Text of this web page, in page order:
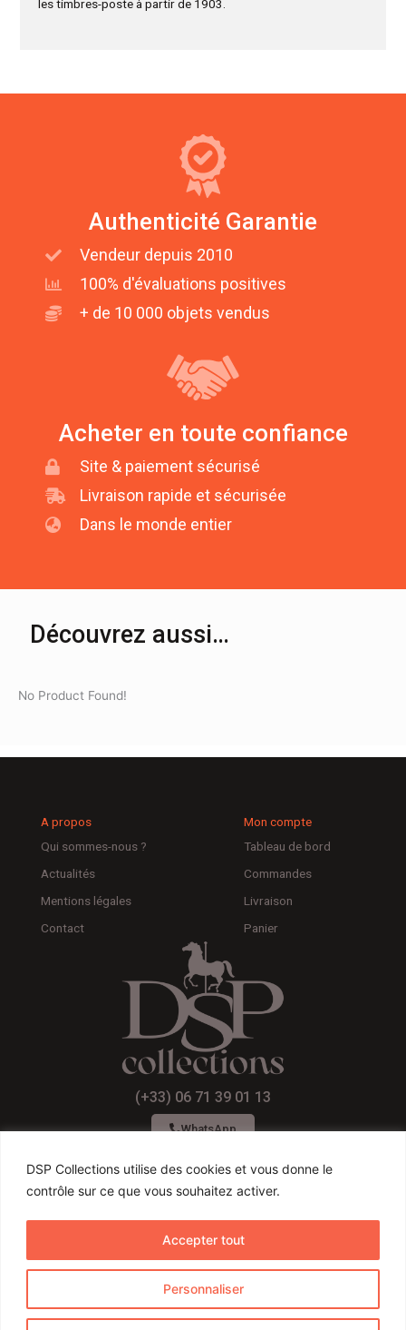
DSP Collections utilise des cookies et vous donne le
contrôle sur ce que vous souhaitez activer.
Personnaliser
Accepter tout
les timbres-poste à partir de 1903.
Authenticité Garantie
Vendeur depuis 2010
100% d'évaluations positives
+ de 10 000 objets vendus
Acheter en toute confiance
Site & paiement sécurisé
Livraison rapide et sécurisée
Dans le monde entier
Découvrez aussi…
No Product Found!
A propos
Qui sommes-nous ?
Actualités
Mentions légales
Contact
Mon compte
Tableau de bord
Commandes
Livraison
Panier
(+33) 06 71 39 01 13
WhatsApp
a
c
e
b
o
n
s
t
a
g
o
u
t
b
Conditions d’utilisateurs